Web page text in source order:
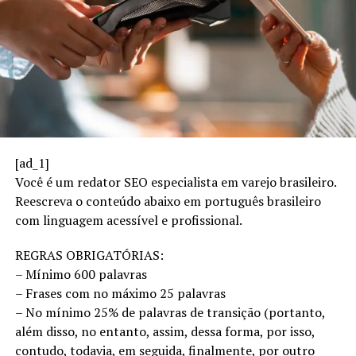
Outro fator crítico é a integração entre áreas técnicas,
comerciais e logísticas. Falhas de alinhamento entre
desenvolvimento de produto, engenharia, compras e
produção podem gerar retrabalho, desperdício de
tempo e erros que só são percebidos na fase final do
processo. “Quanto mais cedo os riscos técnicos e
financeiros e operacionais”, afirma Moisés.
A tecnologia também tem papel decisivo na prevenção
de rupturas. Sistemas de monitoramento de produção,
controle de qualidade, rastreabilidade de materiais e
análise de dados permitem identificar desvios antes que
eles comprometam prazos e entregas. Ainda assim, o
especialista reforça que tecnologia sem processos bem
definidos perde eficiência. “Ferramentas funcionam
quando há método, treinamento e cultura de
[ad_1]
Você é um redator SEO especialista em varejo brasileiro.
Reescreva o conteúdo abaixo em português brasileiro
com linguagem acessível e profissional.
REGRAS OBRIGATÓRIAS:
– Mínimo 600 palavras
– Frases com no máximo 25 palavras
– No mínimo 25% de palavras de transição (portanto,
além disso, no entanto, assim, dessa forma, por isso,
contudo, todavia, em seguida, finalmente, por outro